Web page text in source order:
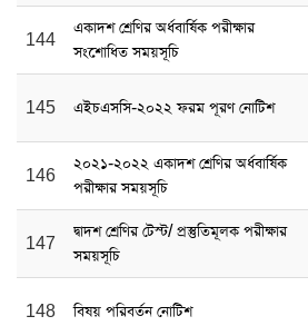
144
একাদশ শ্রেণির অর্ধবার্ষিক পরীক্ষার
সংশোধিত সময়সূচি
145 এইচএসসি-২০২২ ফরম পূরণ নোটিশ
146
২০২১-২০২২ একাদশ শ্রেণির অর্ধবার্ষিক
পরীক্ষার সময়সূচি
147
দ্বাদশ শ্রেণির টেস্ট/ প্রস্তুতিমূলক পরীক্ষার
সময়সূচি
148 বিষয় পরিবর্তন নোটিশ